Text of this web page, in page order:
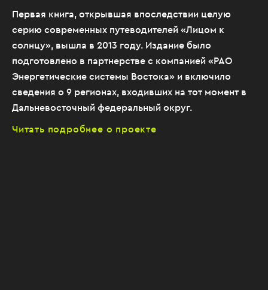
Первая книга, открывшая впоследствии целую
серию современных путеводителей «Лицом к
солнцу», вышла в 2013 году. Издание было
подготовлено в партнерстве с компанией «РАО
Энергетические системы Востока» и включило
сведения о 9 регионах, входивших на тот момент в
Дальневосточный федеральный округ.
Читать подробнее о проекте